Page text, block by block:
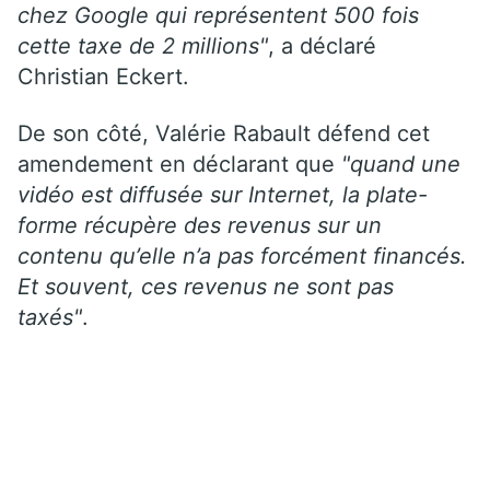
chez Google qui représentent 500 fois
cette taxe de 2 millions", a déclaré
Christian Eckert.
De son côté, Valérie Rabault défend cet
amendement en déclarant que "quand une
vidéo est diffusée sur Internet, la plate-
forme récupère des revenus sur un
contenu qu’elle n’a pas forcément financés.
Et souvent, ces revenus ne sont pas
taxés".